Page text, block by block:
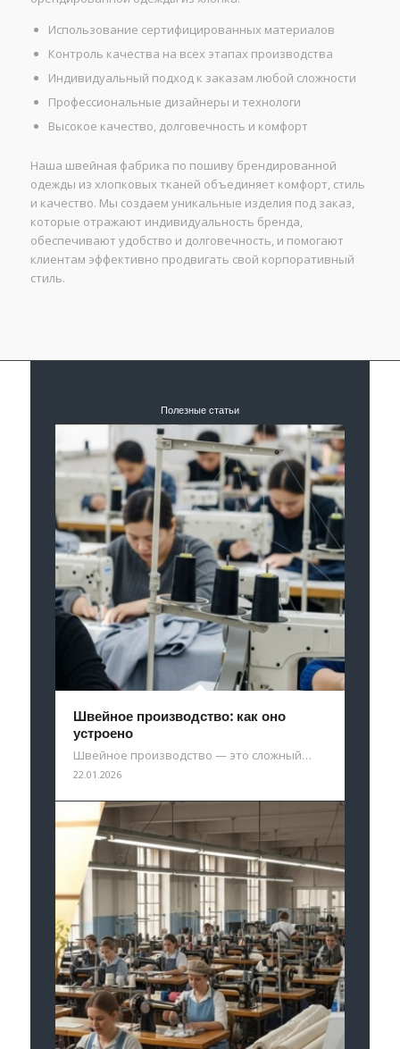
Использование сертифицированных материалов
Контроль качества на всех этапах производства
Индивидуальный подход к заказам любой сложности
Профессиональные дизайнеры и технологи
Высокое качество, долговечность и комфорт
Наша швейная фабрика по пошиву брендированной
одежды из хлопковых тканей объединяет комфорт, стиль
и качество. Мы создаем уникальные изделия под заказ,
которые отражают индивидуальность бренда,
обеспечивают удобство и долговечность, и помогают
клиентам эффективно продвигать свой корпоративный
стиль.
Полезные статьи
Швейное производство: как оно
устроено
Швейное производство — это сложный…
22.01.2026